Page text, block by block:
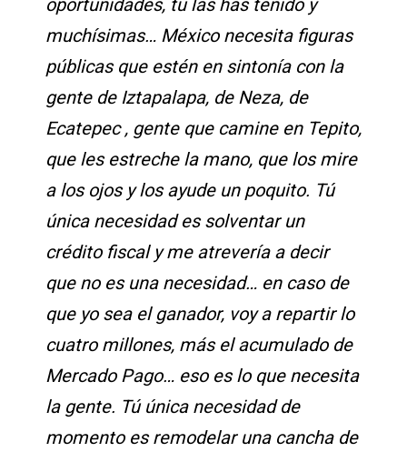
oportunidades, tú las has tenido y
muchísimas… México necesita figuras
públicas que estén en sintonía con la
gente de Iztapalapa, de Neza, de
Ecatepec , gente que camine en Tepito,
que les estreche la mano, que los mire
a los ojos y los ayude un poquito. Tú
única necesidad es solventar un
crédito fiscal y me atrevería a decir
que no es una necesidad… en caso de
que yo sea el ganador, voy a repartir lo
cuatro millones, más el acumulado de
Mercado Pago… eso es lo que necesita
la gente. Tú única necesidad de
momento es remodelar una cancha de